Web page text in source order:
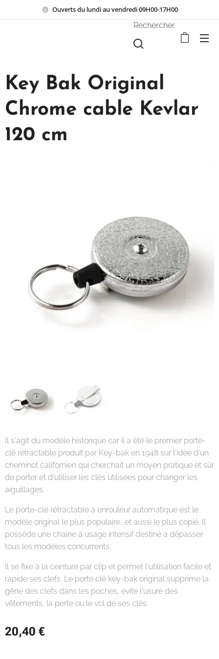
Ouverts du lundi au vendredi 09H00-17H00
Rechercher
Key Bak Original
Chrome cable Kevlar
120 cm
Il s'agit du modèle historique car il a été le premier porte-
clé rétractable produit par Key-bak en 1948 sur l'idée d'un
cheminot californien qui cherchait un moyen pratique et sûr
de porter et d'utiliser les clés utilisées pour changer les
aiguillages.
Le porte-clé rétractable à enrouleur automatique est le
modèle original le plus populaire...et aussi le plus copié. Il
possède une chaine à usage intensif destiné a dépasser
tous les modèles concurrents.
Il se fixe à la ceinture par clip et permet l'utilisation facile et
rapide ses clefs. Le porte clé key-bak original supprime la
gêne des clefs dans les poches, évite l'usure des
vêtements, la perte ou le vol de ses clés.
20,40 €